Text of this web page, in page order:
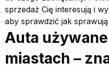
sprzedaż Cię interesują i
aby sprawdzić jak
Auta
miastach –